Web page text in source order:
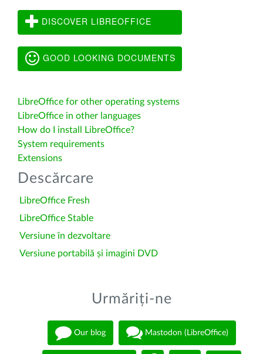
DISCOVER LIBREOFFICE
GOOD LOOKING DOCUMENTS
LibreOffice for other operating systems
LibreOffice in other languages
How do I install LibreOffice?
System requirements
Extensions
Descărcare
LibreOffice Fresh
LibreOffice Stable
Versiune în dezvoltare
Versiune portabilă și imagini DVD
Urmăriți-ne
Our blog Mastodon (LibreOffice)